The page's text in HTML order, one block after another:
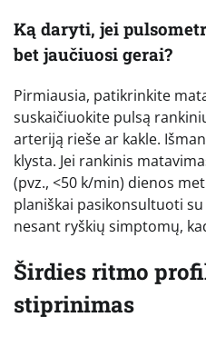
Ką daryti, jei
bet jaučiuosi gerai?
Pirmiausia, patikrinkite
suskaičiuokite pulsą
arteriją rieše ar kakle.
klysta. Jei rankinis
(pvz., <50 k/min) dienos
planiškai pasikonsultuoti
nesant ryškių simptomų,
Širdies ritmo
stiprinimas